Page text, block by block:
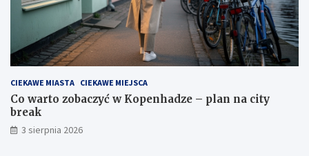
CIEKAWE MIASTA CIEKAWE MIEJSCA
Co warto zobaczyć w Kopenhadze – plan na city
break
3 sierpnia 2026